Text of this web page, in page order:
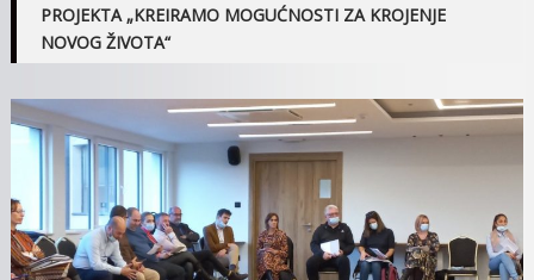
PROJEKTA „KREIRAMO MOGUĆNOSTI ZA KROJENJE
NOVOG ŽIVOTA“